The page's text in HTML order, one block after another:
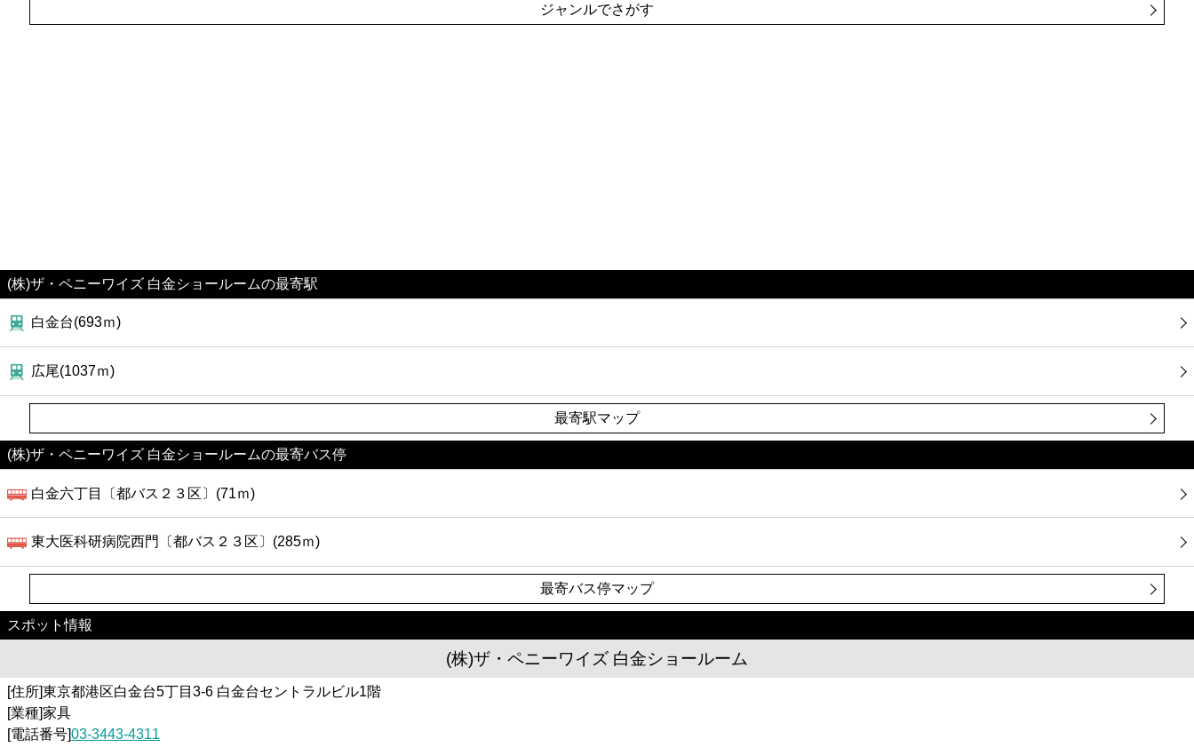
ジャンルでさがす
(株)ザ・ペニーワイズ 白金ショールームの最寄駅
白金台(693ｍ)
広尾(1037ｍ)
最寄駅マップ
(株)ザ・ペニーワイズ 白金ショールームの最寄バス停
白金六丁目〔都バス２３区〕(71ｍ)
東大医科研病院西門〔都バス２３区〕(285ｍ)
最寄バス停マップ
スポット情報
(株)ザ・ペニーワイズ 白金ショールーム
[住所]東京都港区白金台5丁目3-6 白金台セントラルビル1階
[業種]家具
[電話番号]03-3443-4311